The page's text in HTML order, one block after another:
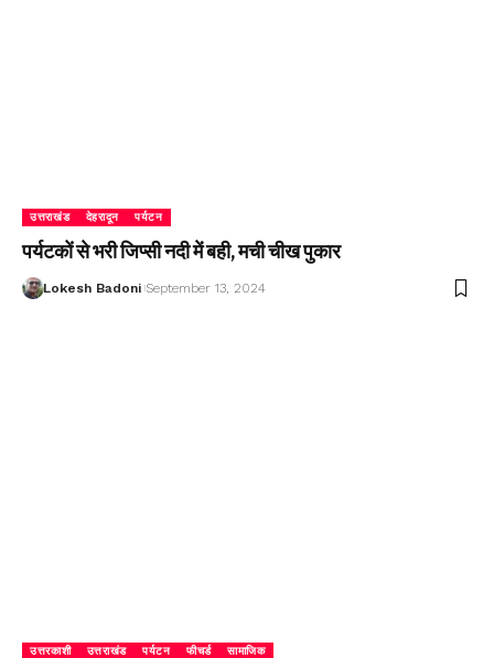
उत्तराखंड देहरादून पर्यटन
पर्यटकों से भरी जिप्सी नदी में बही, मची चीख पुकार
Lokesh Badoni September 13, 2024
उत्तरकाशी उत्तराखंड पर्यटन फीचर्ड सामाजिक